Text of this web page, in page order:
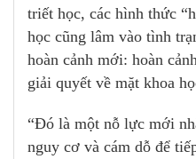
triết học, các hình thức
học cũng lâm vào tình
hoàn cảnh mới: hoàn
giải quyết về mặt khoa
“Đó là một nỗ lực mới
nguy cơ và cám dỗ để